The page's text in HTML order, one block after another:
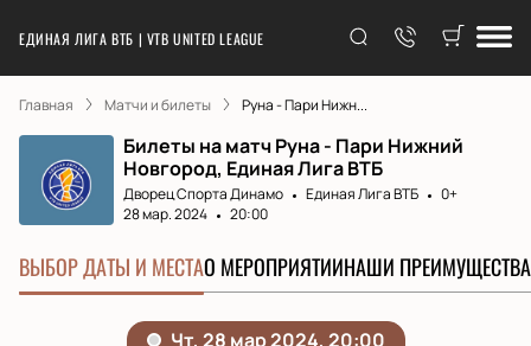
ЕДИНАЯ ЛИГА ВТБ | VTB UNITED LEAGUE
Главная Матчи и билеты Руна - Пари Нижн...
Билеты на матч Руна - Пари Нижний
Новгород, Единая Лига ВТБ
Дворец Спорта Динамо Единая Лига ВТБ
0+
28 мар. 2024
20:00
ВЫБОР ДАТЫ И МЕСТАО МЕРОПРИЯТИИНАШИ ПРЕИМУЩЕСТВА